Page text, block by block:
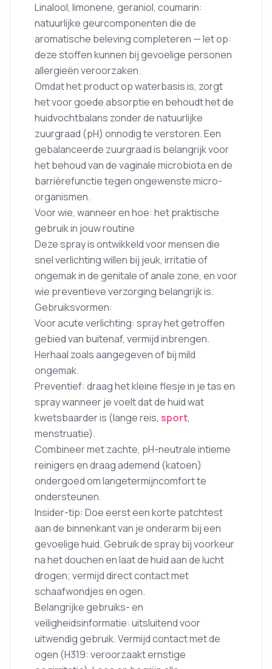
Linalool, limonene, geraniol, coumarin:
natuurlijke geurcomponenten die de
aromatische beleving completeren — let op:
deze stoffen kunnen bij gevoelige personen
allergieën veroorzaken.
Omdat het product op waterbasis is, zorgt
het voor goede absorptie en behoudt het de
huidvochtbalans zonder de natuurlijke
zuurgraad (pH) onnodig te verstoren. Een
gebalanceerde zuurgraad is belangrijk voor
het behoud van de vaginale microbiota en de
barrièrefunctie tegen ongewenste micro-
organismen.
Voor wie, wanneer en hoe: het praktische
gebruik in jouw routine
Deze spray is ontwikkeld voor mensen die
snel verlichting willen bij jeuk, irritatie of
ongemak in de genitale of anale zone, en voor
wie preventieve verzorging belangrijk is.
Gebruiksvormen:
Voor acute verlichting: spray het getroffen
gebied van buitenaf, vermijd inbrengen.
Herhaal zoals aangegeven of bij mild
ongemak.
Preventief: draag het kleine flesje in je tas en
spray wanneer je voelt dat de huid wat
kwetsbaarder is (lange reis, sport,
menstruatie).
Combineer met zachte, pH-neutrale intieme
reinigers en draag ademend (katoen)
ondergoed om langetermijncomfort te
ondersteunen.
Insider-tip: Doe eerst een korte patchtest
aan de binnenkant van je onderarm bij een
gevoelige huid. Gebruik de spray bij voorkeur
na het douchen en laat de huid aan de lucht
drogen; vermijd direct contact met
schaafwondjes en ogen.
Belangrijke gebruiks- en
veiligheidsinformatie: uitsluitend voor
uitwendig gebruik. Vermijd contact met de
ogen (H319: veroorzaakt ernstige